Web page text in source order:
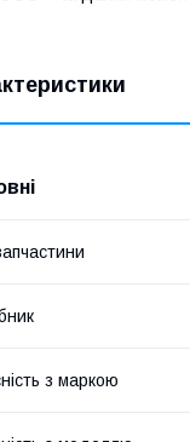
з маркою